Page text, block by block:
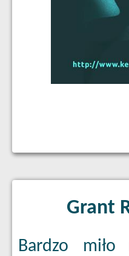
Grant
Bardzo